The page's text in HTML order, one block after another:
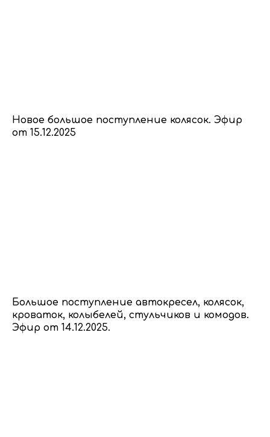
Новое большое поступление колясок. Эфир
от 15.12.2025
Большое поступление автокресел, колясок,
кроваток, колыбелей, стульчиков и комодов.
Эфир от 14.12.2025.